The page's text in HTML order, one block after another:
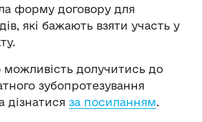
форму договору для
які бажають взяти участь у
долучитись до
зубопротезування
дізнатися за посиланням.